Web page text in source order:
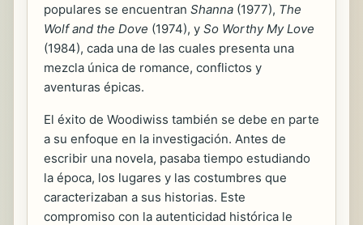
populares se encuentran Shanna (1977), The
Wolf and the Dove (1974), y So Worthy My Love
(1984), cada una de las cuales presenta una
mezcla única de romance, conflictos y
aventuras épicas.
El éxito de Woodiwiss también se debe en parte
a su enfoque en la investigación. Antes de
escribir una novela, pasaba tiempo estudiando
la época, los lugares y las costumbres que
caracterizaban a sus historias. Este
compromiso con la autenticidad histórica le